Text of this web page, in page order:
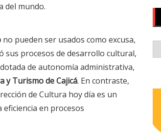
del mundo.
no pueden ser usados como excusa,
sus procesos de desarrollo cultural,
de autonomía administrativa,
y Turismo de Cajicá. En contraste,
de Cultura hoy día es un
eficiencia en procesos